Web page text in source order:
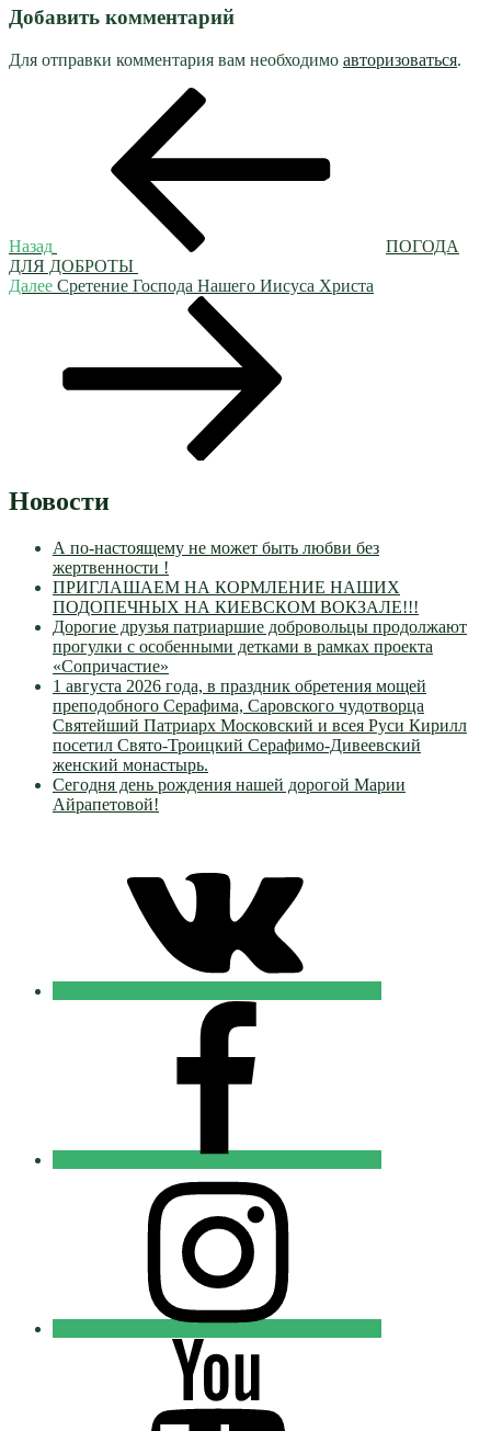
Добавить комментарий
Для отправки комментария вам необходимо авторизоваться.
Назад
ПОГОДА
ДЛЯ ДОБРОТЫ
Следующая
Далее Сретение Господа Нашего Иисуса Христа
Новости
А по-настоящему не может быть любви без
жертвенности !
ПРИГЛАШАЕМ НА КОРМЛЕНИЕ НАШИХ
ПОДОПЕЧНЫХ НА КИЕВСКОМ ВОКЗАЛЕ!!!
Дорогие друзья патриаршие добровольцы продолжают
прогулки с особенными детками в рамках проекта
«Сопричастие»
1 августа 2026 года, в праздник обретения мощей
преподобного Серафима, Саровского чудотворца
Святейший Патриарх Московский и всея Руси Кирилл
посетил Свято-Троицкий Серафимо-Дивеевский
женский монастырь.
Сегодня день рождения нашей дорогой Марии
Айрапетовой!
Добровольцы
Православные
Добровольцы